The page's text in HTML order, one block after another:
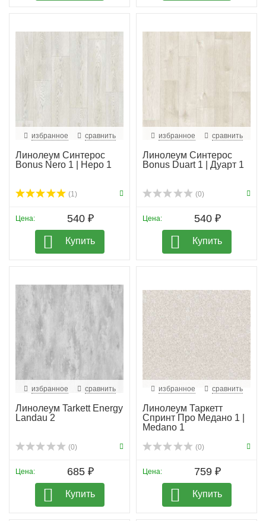
избранное сравнить
Линолеум Синтерос
Bonus Nero 1 | Неро 1
(1)
Цена: 540 ₽
Купить
избранное сравнить
Линолеум Синтерос
Bonus Duart 1 | Дуарт 1
(0)
Цена: 540 ₽
Купить
избранное сравнить
Линолеум Tarkett Energy
Landau 2
(0)
Цена: 685 ₽
Купить
избранное сравнить
Линолеум Таркетт
Спринт Про Медано 1 |
Medano 1
(0)
Цена: 759 ₽
Купить